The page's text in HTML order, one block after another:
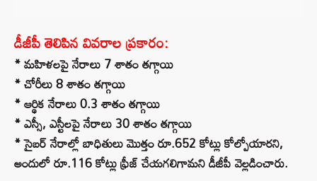
డీజీపీ తెలిపిన వివరాల ప్రకారం:
* మహిళలపై నేరాలు 7 శాతం తగ్గాయి
* చోరీలు 8 శాతం తగ్గాయి
* ఆర్థిక నేరాలు 0.3 శాతం తగ్గాయి
* ఎస్సీ, ఎస్టీలపై నేరాలు 30 శాతం తగ్గాయి
* సైబర్ నేరాల్లో బాధితులు మొత్తం రూ.652 కోట్లు కోల్పోయారని,
అందులో రూ.116 కోట్లు ఫ్రీజ్ చేయగలిగామని డీజీపీ వెల్లడించారు.